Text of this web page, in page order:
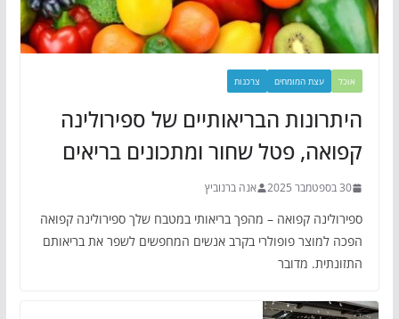
אוכל עצת המומחים צרכנות
היתרונות הבריאותיים של ספירולינה
קפואה, פטל שחור ומתכונים בריאים
30 בספטמבר 2025 אנה ברנוביץ
ספירולינה קפואה – מהפך בריאותי במטבח שלך ספירולינה קפואה
הפכה למוצר פופולרי בקרב אנשים המחפשים לשפר את בריאותם
התזונתית. מדובר